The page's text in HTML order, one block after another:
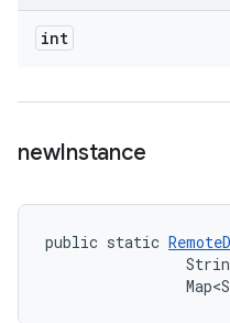
int
newInstance
public static